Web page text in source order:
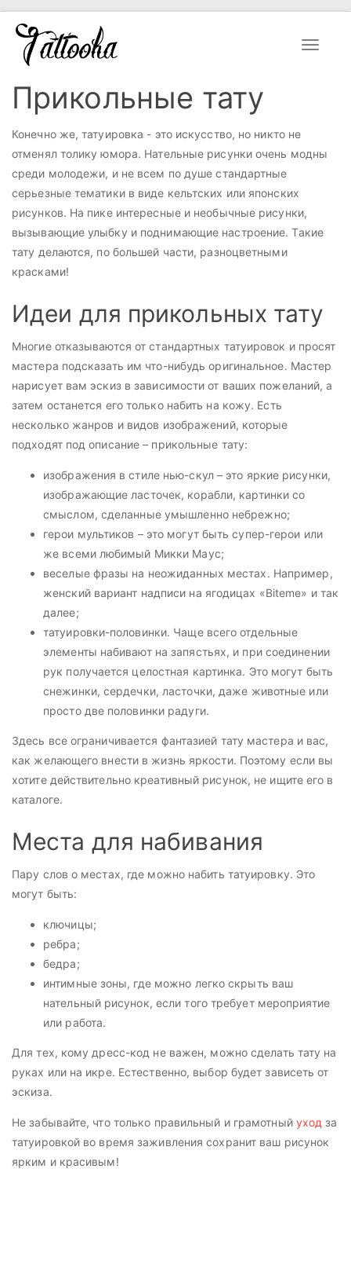
Toggle
Прикольные тату
Конечно же, татуировка - это искусство, но никто не
отменял толику юмора. Нательные рисунки очень модны
среди молодежи, и не всем по душе стандартные
серьезные тематики в виде кельтских или японских
рисунков. На пике интересные и необычные рисунки,
вызывающие улыбку и поднимающие настроение. Такие
тату делаются, по большей части, разноцветными
красками!
Идеи для прикольных тату
Многие отказываются от стандартных татуировок и просят
мастера подсказать им что-нибудь оригинальное. Мастер
нарисует вам эскиз в зависимости от ваших пожеланий, а
затем останется его только набить на кожу. Есть
несколько жанров и видов изображений, которые
подходят под описание – прикольные тату:
изображения в стиле нью-скул – это яркие рисунки,
изображающие ласточек, корабли, картинки со
смыслом, сделанные умышленно небрежно;
герои мультиков – это могут быть супер-герои или
же всеми любимый Микки Маус;
веселые фразы на неожиданных местах. Например,
женский вариант надписи на ягодицах «Biteme» и так
далее;
татуировки-половинки. Чаще всего отдельные
элементы набивают на запястьях, и при соединении
рук получается целостная картинка. Это могут быть
снежинки, сердечки, ласточки, даже животные или
просто две половинки радуги.
Здесь все ограничивается фантазией тату мастера и вас,
как желающего внести в жизнь яркости. Поэтому если вы
хотите действительно креативный рисунок, не ищите его в
каталоге.
Места для набивания
Пару слов о местах, где можно набить татуировку. Это
могут быть:
ключицы;
ребра;
бедра;
интимные зоны, где можно легко скрыть ваш
нательный рисунок, если того требует мероприятие
или работа.
Для тех, кому дресс-код не важен, можно сделать тату на
руках или на икре. Естественно, выбор будет зависеть от
эскиза.
Не забывайте, что только правильный и грамотный уход за
татуировкой во время заживления сохранит ваш рисунок
ярким и красивым!